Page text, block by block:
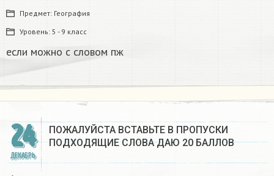
Предмет: География
Уровень: 5 - 9 класс
если можно с словом пж​
24
ДЕКАБРЬ
ПОЖАЛУЙСТА ВСТАВЬТЕ В ПРОПУСКИ
ПОДХОДЯЩИЕ СЛОВА ДАЮ 20 БАЛЛОВ​